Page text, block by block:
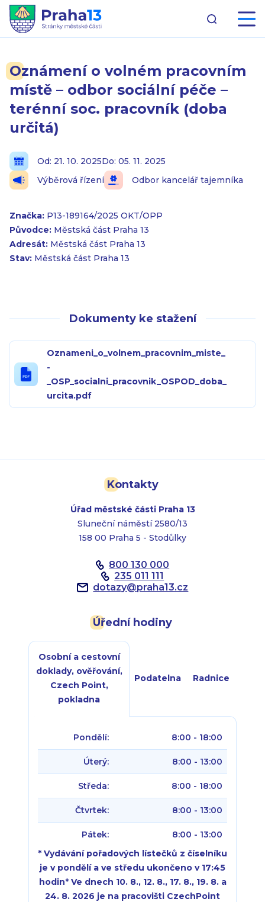
Oznámení o volném pracovním
místě – odbor sociální péče –
terénní soc. pracovník (doba
určitá)
Od: 21. 10. 2025Do: 05. 11. 2025
Výběrová řízení
Odbor kancelář tajemníka
Značka: P13-189164/2025 OKT/OPP
Původce: Městská část Praha 13
Adresát: Městská část Praha 13
Stav: Městská část Praha 13
Dokumenty ke stažení
Oznameni_o_volnem_pracovnim_miste_
-
_OSP_socialni_pracovnik_OSPOD_doba_
urcita.pdf
Kontakty
Úřad městské části Praha 13
Sluneční náměstí 2580/13
158 00 Praha 5 - Stodůlky
800 130 000
235 011 111
dotazy@praha13.cz
Úřední hodiny
Osobní a cestovní
doklady, ověřování,
Czech Point,
pokladna
Podatelna Radnice
Pondělí: 8:00 - 18:00
Úterý: 8:00 - 13:00
Středa: 8:00 - 18:00
Čtvrtek: 8:00 - 13:00
Pátek:
8:00 - 13:00
* Vydávání pořadových lístečků z číselníku
je v pondělí a ve středu ukončeno v 17:45
hodin* Ve dnech 10. 8., 12. 8., 17. 8., 19. 8. a
24. 8. 2026 je na pracovišti CzechPoint